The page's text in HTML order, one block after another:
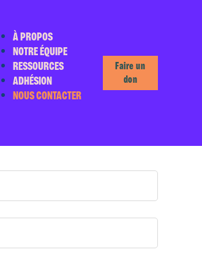
À PROPOS
NOTRE ÉQUIPE
RESSOURCES
ADHÉSION
NOUS CONTACTER
Faire un
don